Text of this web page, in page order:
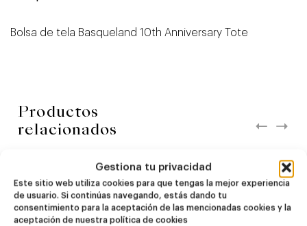
Gestiona tu privacidad
Este sitio web utiliza cookies para que tengas la mejor experiencia
de usuario. Si continúas navegando, estás dando tu
consentimiento para la aceptación de las mencionadas cookies y la
aceptación de nuestra política de cookies
Bolsa de tela Basqueland 10th Anniversary Tote
Productos
relacionados
Dire Wolf Kook Town